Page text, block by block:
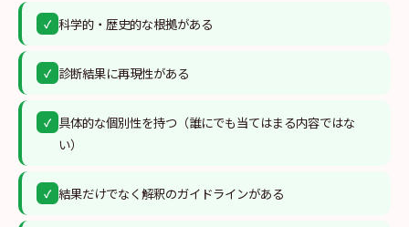
✓ 科学的・歴史的な根拠がある
✓ 診断結果に再現性がある
✓ 具体的な個別性を持つ（誰にでも当てはまる内容ではな
い）
✓ 結果だけでなく解釈のガイドラインがある